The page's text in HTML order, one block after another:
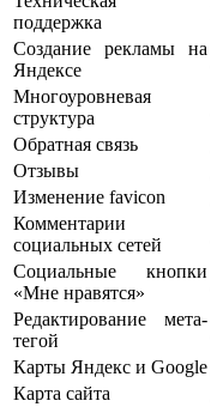
поддержка
Создание рекламы на
Яндексе
Многоуровневая
структура
Обратная связь
Отзывы
Изменение favicon
Комментарии
социальных сетей
Социальные кнопки
«Мне нравятся»
Редактирование мета-
тегой
Карты Яндекс и Google
Карта сайта